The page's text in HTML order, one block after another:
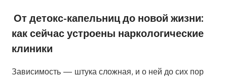
От детокс-капельниц до новой жизни:
как сейчас устроены наркологические
клиники
Зависимость — штука сложная, и о ней до сих пор